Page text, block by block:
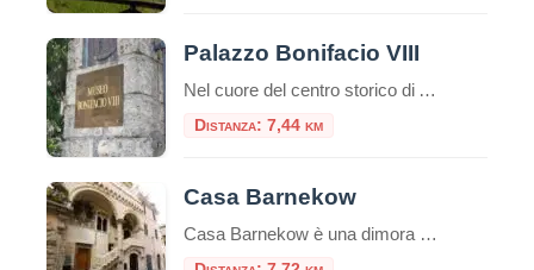
Palazzo Bonifacio VIII
Nel cuore del centro storico di Anagni, la città dei Papi, sorge un edificio che ha segnato la storia della Chiesa e dell’Europa medievale: Palazzo Bonifacio VIII. Questo palazzo, un tempo residenza papale, è diventato celebre per un episodio che ha scosso la cristianità: lo Schiaffo di Anagni. Un po’ di storia Il palazzo risale […]
Distanza: 7,44 km
Casa Barnekow
Casa Barnekow è una dimora storica di Anagni.Si trova di fronte alla chiesa di Sant’Andrea.L’edificio, edificato sotto il pontificato del Papa anagnino Gregorio IX, è un esempio unico di architettura medioevale. Storia di Casa Barnekow Un documento del 1280 fa risalire la prima prorietà della dimora ad un certo Stefano Thomasi de Cinzio.Tuttavia, successivamente, altri […]